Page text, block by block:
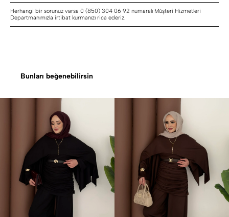
Herhangi bir sorunuz varsa 0 (850) 304 06 92 numaralı Müşteri Hizmetleri
Departmanımızla irtibat kurmanızı rica ederiz.
Bunları beğenebilirsin